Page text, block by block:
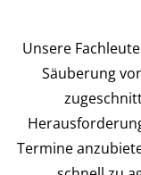
Unsere
Säuberung
Termine